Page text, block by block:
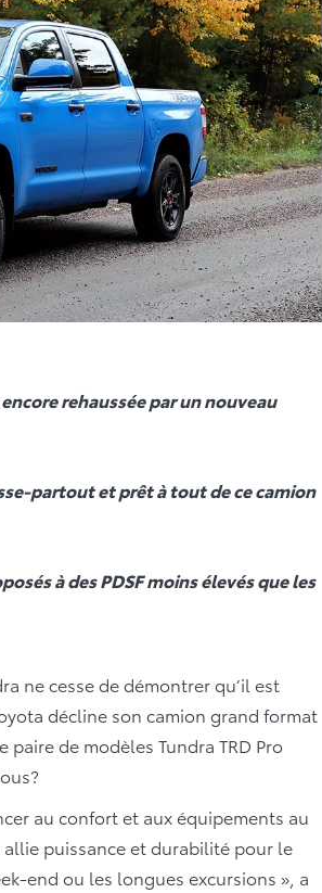
rehaussée par un nouveau
partout et prêt à tout de ce camion
à des PDSF moins élevés que les
ne cesse de démontrer qu’il est
décline son camion grand format
de modèles Tundra TRD Pro
au confort et aux équipements au
puissance et durabilité pour le
end ou les longues excursions », a